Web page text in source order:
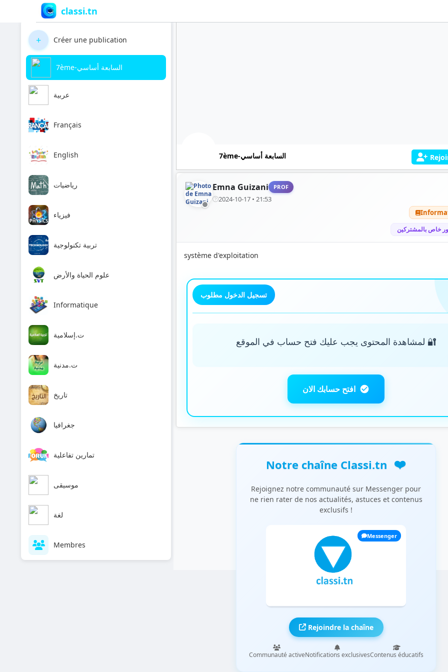
classi.tn
+ Créer une publication
7ème-السابعة أساسي
عربية
Français
English
رياضيات
فيزياء
تربية تكنولوجية
علوم الحياة والأرض
Informatique
ت.إسلامية
ت.مدنية
تاريخ
جغرافيا
تمارين تفاعلية
موسيقى
لغة
Membres
7ème-السابعة أساسي
Emna Guizani PROF
2024-10-17 • 21:53
خاص بالمشتركين
système d'exploitation
تسجيل الدخول مطلوب
🔐 لمشاهدة المحتوى يجب عليك فتح حساب في الموقع
افتح حسابك الان
Notre chaîne Classi.tn ❤️
Rejoignez notre communauté sur Messenger pour
ne rien rater de nos actualités, astuces et contenus
exclusifs !
Messenger
Rejoindre la chaîne
Communauté activeNotifications exclusivesContenus éducatifs